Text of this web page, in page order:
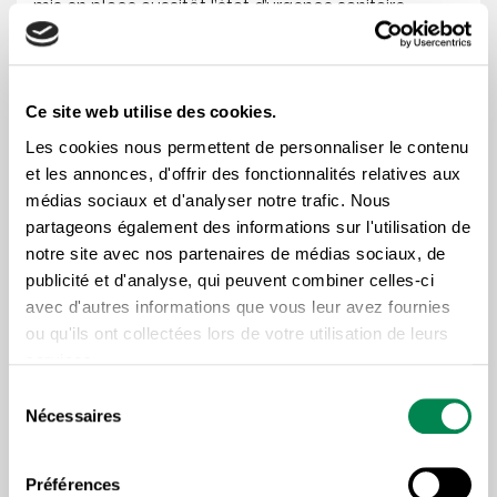
Ce site web utilise des cookies.
Les cookies nous permettent de personnaliser le contenu
et les annonces, d'offrir des fonctionnalités relatives aux
médias sociaux et d'analyser notre trafic. Nous
partageons également des informations sur l'utilisation de
notre site avec nos partenaires de médias sociaux, de
publicité et d'analyse, qui peuvent combiner celles-ci
avec d'autres informations que vous leur avez fournies
ou qu'ils ont collectées lors de votre utilisation de leurs
Nécessaires
Préférences
mis en place aussitôt l’état d’urgence sanitaire
déclaré au Québec par le gouvernement en raison
de la COVID-19.
« On a travaillé en équipe : de nos
ressources à nos associations régionales, de
nos associations régionales à nos
conseillers syndicaux, de nos conseillers
syndicaux au ministère de la Santé et des
Services sociaux. Cela a donné un excellent
résultat puisqu’il y a eu très peu de cas de
obtenus par la CSD
et les représentations faites